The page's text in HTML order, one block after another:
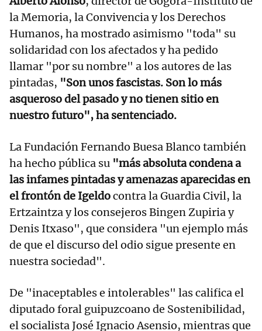
la Memoria, la Convivencia y los Derechos
Humanos, ha mostrado asimismo "toda" su
solidaridad con los afectados y ha pedido
llamar "por su nombre" a los autores de las
pintadas, "Son unos fascistas. Son lo más
asqueroso del pasado y no tienen sitio en
nuestro futuro", ha sentenciado.
La Fundación Fernando Buesa Blanco también
ha hecho pública su "más absoluta condena a
las infames pintadas y amenazas aparecidas en
el frontón de Igeldocontra la Guardia Civil, la
Ertzaintza y los consejeros Bingen Zupiria y
Denis Itxaso", que considera "un ejemplo más
de que el discurso del odio sigue presente en
nuestra sociedad".
De "inaceptables e intolerables" las califica el
diputado foral guipuzcoano de Sostenibilidad,
el socialista José Ignacio Asensio, mientras que